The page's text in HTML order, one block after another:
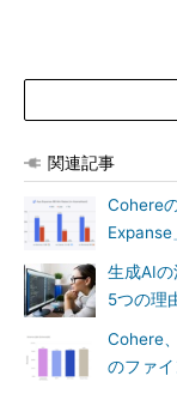
関連記事
Cohere
生成AIの
5つの
Cohere
のファ